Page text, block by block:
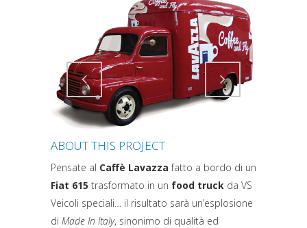
Attiva comando Attiva comando
ABOUT THIS PROJECT
Pensate al Caffè Lavazza fatto a bordo di un
Fiat 615 trasformato in un food truck da VS
Veicoli speciali… il risultato sarà un’esplosione
di Made In Italy, sinonimo di qualità ed